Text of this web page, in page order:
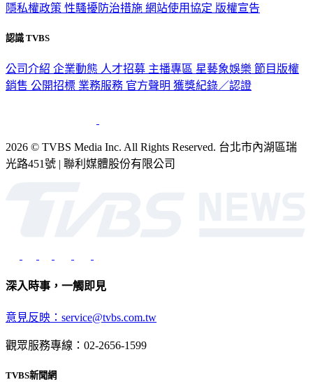
隱私權政策 性騷擾防治措施 網站使用協定 版權宣告
認識 TVBS
公司介紹 企業動態 人才招募 主播專區 星藝象娛樂 節目版權
銷售 公開招標 業務服務 官方聲明 獲獎紀錄／認證
2026 © TVBS Media Inc. All Rights Reserved. 台北市內湖區瑞
光路451號 | 聯利媒體股份有限公司
深入時事，一觸即見
意見反映：service@tvbs.com.tw
觀眾服務專線：02-2656-1599
TVBS新聞網